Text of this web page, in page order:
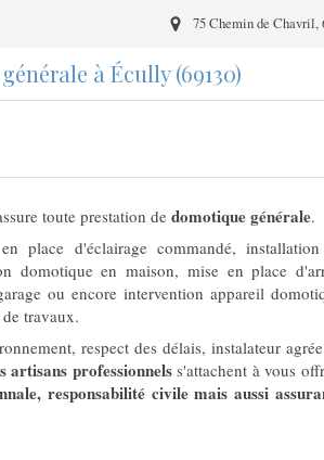
75 Chemin de Chavril,
à Écully (69130)
toute prestation de domotique générale.
place d'éclairage commandé,
domotique en maison, mise en place
ou encore intervention appareil
travaux.
respect des délais, instalateur
artisans professionnelss'attachent à vous
responsabilité civile mais aussi